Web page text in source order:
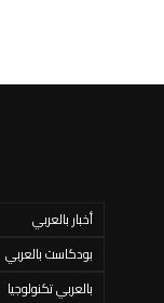
أخبار بالعربي
بودكاست بالعربي
بالعربي تكنولوجيا